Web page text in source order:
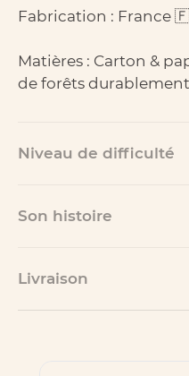
Fabrication : France
Matières : Carton &
de forêts durablement
Niveau de difficulté
Son histoire
Livraison